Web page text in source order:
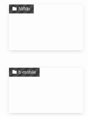
NifMo
b-mobile